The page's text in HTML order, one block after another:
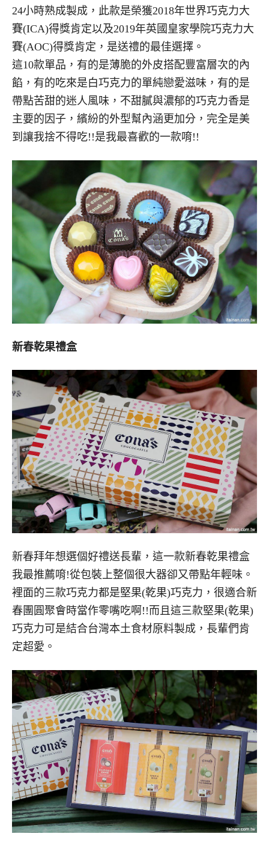
24小時熟成製成，此款是榮獲2018年世界巧克力大
賽(ICA)得獎肯定以及2019年英國皇家學院巧克力大
賽(AOC)得獎肯定，是送禮的最佳選擇。
這10款單品，有的是薄脆的外皮搭配豐富層次的內
餡，有的吃來是白巧克力的單純戀愛滋味，有的是
帶點苦甜的迷人風味，不甜膩與濃郁的巧克力香是
主要的因子，繽紛的外型幫內涵更加分，完全是美
到讓我捨不得吃!!是我最喜歡的一款唷!!
新春乾果禮盒
新春拜年想選個好禮送長輩，這一款新春乾果禮盒
我最推薦唷!從包裝上整個很大器卻又帶點年輕味。
裡面的三款巧克力都是堅果(乾果)巧克力，很適合新
春團圓聚會時當作零嘴吃啊!!而且這三款堅果(乾果)
巧克力可是結合台灣本土食材原料製成，長輩們肯
定超愛。